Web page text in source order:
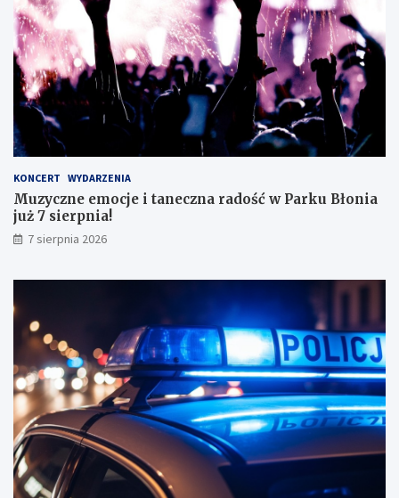
z
d
o
s
k
o
n
a
ł
m
i
w
y
k
a
m
g
o
!
KONCERT WYDARZENIA
Muzyczne emocje i taneczna radość w Parku Błonia
już 7 sierpnia!
7 sierpnia 2026